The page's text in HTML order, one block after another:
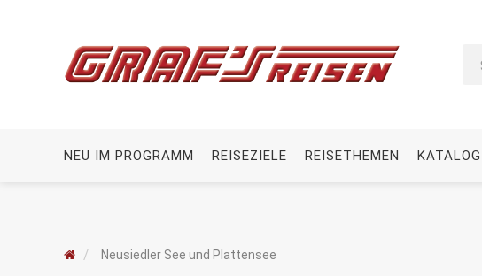
NEU IM PROGRAMM REISEZIELE REISETHEMEN
Neusiedler See und Plattensee